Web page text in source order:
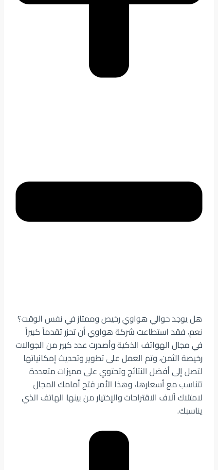
هل يوجد حوالي هواوي رخيص وممتاز في نفس الوقت؟
نعم، فقد استطاعت شركة هواوي أن تحزر تقدماً كبيراً
في مجال الهواتف الذكية وأصدرت عدد كبير من الجوالات
رخيصة الثمن، وتم العمل على تطوير وتحديث إمكانياتها
لتصل إلى أفضل النتائج وتحتوي على مميزات متعددة
تتناسب مع أسعارها، وهذا الأمر فتح أمامك المجال
لامتلاك آلاف الاقتراحات والإختيار من بينها الهاتف الذي
يناسبك.